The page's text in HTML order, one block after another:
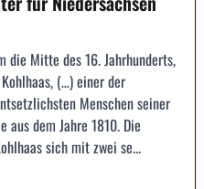
die Mitte des 16. Jahrhunderts,
(…) einer der
Menschen seiner
dem Jahre 1810. Die
sich mit zwei se...